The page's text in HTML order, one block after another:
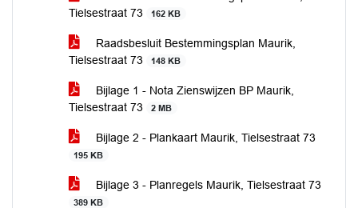
Tielsestraat 73
162 KB
Raadsbesluit Bestemmingsplan Maurik,
Tielsestraat 73
148 KB
Bijlage 1 - Nota Zienswijzen BP Maurik,
Tielsestraat 73
2 MB
Bijlage 2 - Plankaart Maurik, Tielsestraat 73
195 KB
Bijlage 3 - Planregels Maurik, Tielsestraat 73
389 KB